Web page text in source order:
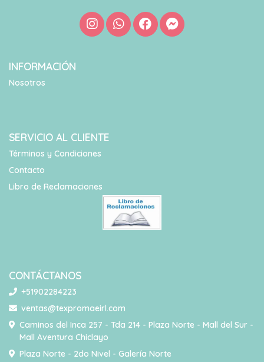
INFORMACIÓN
Nosotros
SERVICIO AL CLIENTE
Términos y Condiciones
Contacto
Libro de Reclamaciones
CONTÁCTANOS
+51902284223
ventas@texpromaeirl.com
Caminos del Inca 257 - Tda 214 - Plaza Norte - Mall del Sur -
Mall Aventura Chiclayo
Plaza Norte - 2do Nivel - Galería Norte